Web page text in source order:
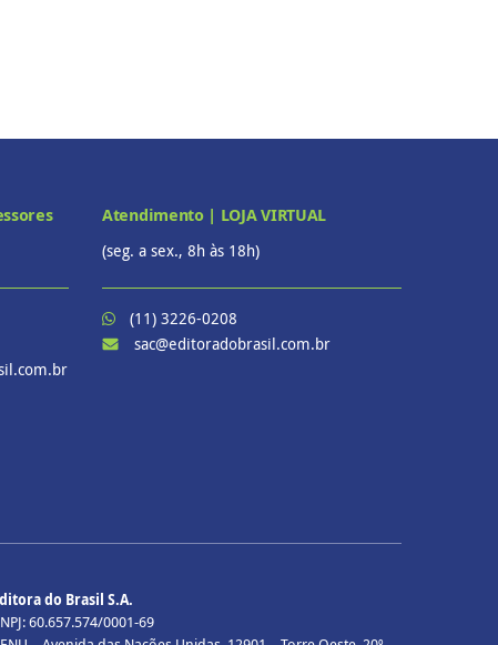
Atendimento | LOJA VIRTUAL
(seg. a sex., 8h às 18h)
(11) 3226-0208
sac@editoradobrasil.com.br
do Brasil S.A.
60.657.574/0001-69